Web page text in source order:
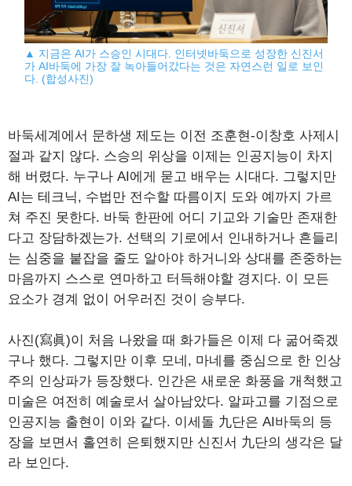
▲ 지금은 AI가 스승인 시대다. 인터넷바둑으로 성장한 신진서
가 AI바둑에 가장 잘 녹아들어갔다는 것은 자연스런 일로 보인
다. (합성사진)
바둑세계에서 문하생 제도는 이전 조훈현-이창호 사제시
절과 같지 않다. 스승의 위상을 이제는 인공지능이 차지
해 버렸다. 누구나 AI에게 묻고 배우는 시대다. 그렇지만
AI는 테크닉, 수법만 전수할 따름이지 도와 예까지 가르
쳐 주진 못한다. 바둑 한판에 어디 기교와 기술만 존재한
다고 장담하겠는가. 선택의 기로에서 인내하거나 흔들리
는 심중을 붙잡을 줄도 알아야 하거니와 상대를 존중하는
마음까지 스스로 연마하고 터득해야할 경지다. 이 모든
요소가 경계 없이 어우러진 것이 승부다.
사진(寫眞)이 처음 나왔을 때 화가들은 이제 다 굶어죽겠
구나 했다. 그렇지만 이후 모네, 마네를 중심으로 한 인상
주의 인상파가 등장했다. 인간은 새로운 화풍을 개척했고
미술은 여전히 예술로서 살아남았다. 알파고를 기점으로
인공지능 출현이 이와 같다. 이세돌 九단은 AI바둑의 등
장을 보면서 홀연히 은퇴했지만 신진서 九단의 생각은 달
라 보인다.